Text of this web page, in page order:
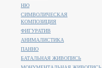
НЮ
СИМВОЛИЧЕСКАЯ
КОМПОЗИЦИЯ
ФИГУРАТИВ
АНИМАЛИСТИКA
ПАННО
БАТАЛЬНАЯ ЖИВОПИСЬ